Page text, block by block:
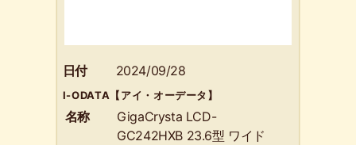
日付 2024/09/28
I-ODATA【アイ・オーデータ】
名称
GigaCrysta LCD-
GC242HXB 23.6型 ワイド